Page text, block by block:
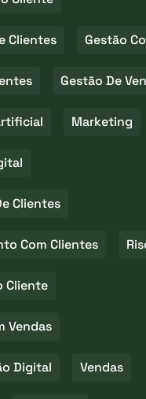
Clientes Gestão
Gestão De
Marketing
Clientes
Com Clientes
Cliente
Vendas
Digital Vendas